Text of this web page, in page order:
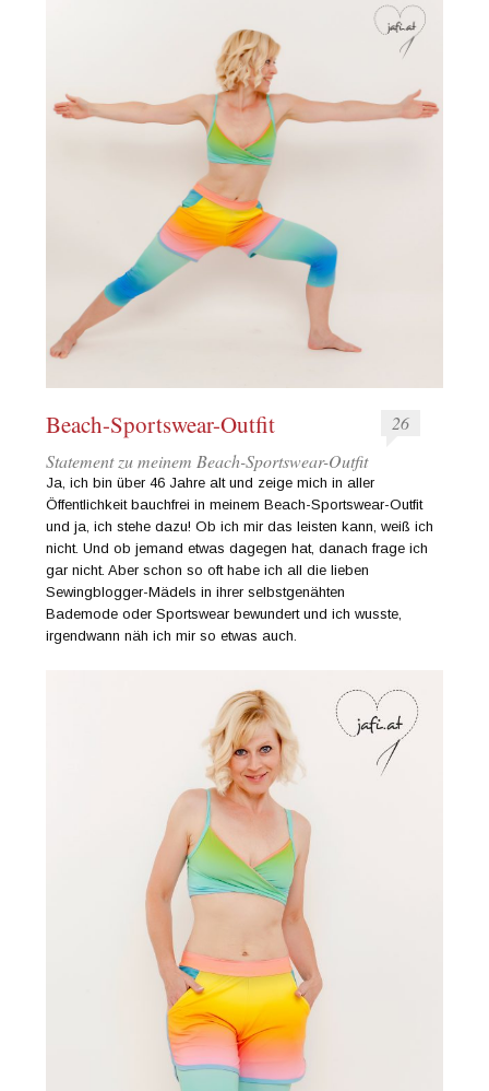
Beach-Sportswear-Outfit
26
Statement zu meinem Beach-Sportswear-Outfit
Ja, ich bin über 46 Jahre alt und zeige mich in aller
Öffentlichkeit bauchfrei in meinem Beach-Sportswear-Outfit
und ja, ich stehe dazu! Ob ich mir das leisten kann, weiß ich
nicht. Und ob jemand etwas dagegen hat, danach frage ich
gar nicht. Aber schon so oft habe ich all die lieben
Sewingblogger-Mädels in ihrer selbstgenähten
Bademode oder Sportswear bewundert und ich wusste,
irgendwann näh ich mir so etwas auch.